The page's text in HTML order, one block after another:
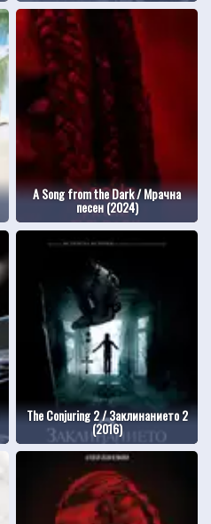
A Song from the Dark / Мрачна
песен (2024)
The Conjuring 2 / Заклинанието 2
(2016)